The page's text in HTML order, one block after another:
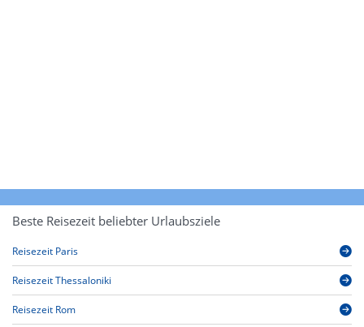
Beste Reisezeit beliebter Urlaubsziele
Reisezeit Paris
Reisezeit Thessaloniki
Reisezeit Rom